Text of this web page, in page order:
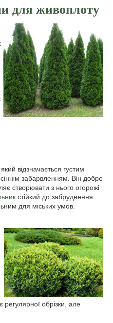
для живоплоту
відзначається густим
забарвленням. Він добре
створювати з нього огорожі
стійкий до забруднення
для міських умов.
регулярної обрізки, але